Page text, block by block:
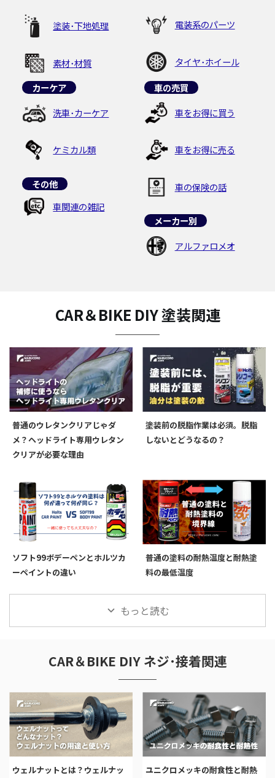
塗装･下地処理
素材･材質
電装系のパーツ
タイヤ･ホイール
カーケア
洗車･カーケア
ケミカル類
その他
車関連の雑記
車の売買
車をお得に買う
車をお得に売る
車の保険の話
メーカー別
アルファロメオ
CAR＆BIKE DIY 塗装関連
普通のウレタンクリアじゃダ
メ？ヘッドライト専用ウレタン
クリアが必要な理由
塗装前の脱脂作業は必須。脱脂
しないとどうなるの？
ソフト99ボデーペンとホルツカ
ーペイントの違い
普通の塗料の耐熱温度と耐熱塗
料の最低温度
もっと読む
CAR＆BIKE DIY ネジ･接着関連
ウェルナットとは？ウェルナッ
ユニクロメッキの耐食性と耐熱